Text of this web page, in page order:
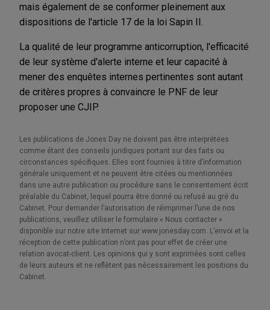
mais également de se conformer pleinement aux
dispositions de l'article 17 de la loi Sapin II.
La qualité de leur programme anticorruption, l'efficacité
de leur système d'alerte interne et leur capacité à
mener des enquêtes internes pertinentes sont autant
de critères propres à convaincre le PNF de leur
proposer une CJIP.
Les publications de Jones Day ne doivent pas être interprétées
comme étant des conseils juridiques portant sur des faits ou
circonstances spécifiques. Elles sont fournies à titre d’information
générale uniquement et ne peuvent être citées ou mentionnées
dans une autre publication ou procédure sans le consentement écrit
préalable du Cabinet, lequel pourra être donné ou refusé au gré du
Cabinet. Pour demander l’autorisation de réimprimer l’une de nos
publications, veuillez utiliser le formulaire « Nous contacter »
disponible sur notre site Internet sur www.jonesday.com. L’envoi et la
réception de cette publication n’ont pas pour effet de créer une
relation avocat-client. Les opinions qui y sont exprimées sont celles
de leurs auteurs et ne reflètent pas nécessairement les positions du
Cabinet.